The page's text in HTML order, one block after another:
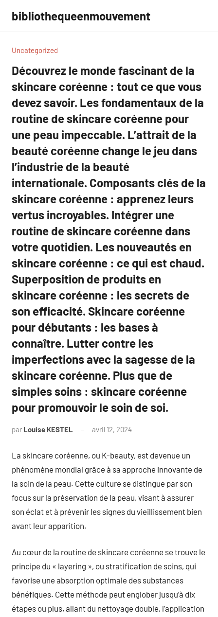
contenu
bibliothequeenmouvement
Uncategorized
Découvrez le monde fascinant de la
skincare coréenne : tout ce que vous
devez savoir. Les fondamentaux de la
routine de skincare coréenne pour
une peau impeccable. L’attrait de la
beauté coréenne change le jeu dans
l’industrie de la beauté
internationale. Composants clés de la
skincare coréenne : apprenez leurs
vertus incroyables. Intégrer une
routine de skincare coréenne dans
votre quotidien. Les nouveautés en
skincare coréenne : ce qui est chaud.
Superposition de produits en
skincare coréenne : les secrets de
son efficacité. Skincare coréenne
pour débutants : les bases à
connaître. Lutter contre les
imperfections avec la sagesse de la
skincare coréenne. Plus que de
simples soins : skincare coréenne
pour promouvoir le soin de soi.
par Louise KESTEL avril 12, 2024
La skincare coréenne, ou K-beauty, est devenue un
phénomène mondial grâce à sa approche innovante de
la soin de la peau. Cette culture se distingue par son
focus sur la préservation de la peau, visant à assurer
son éclat et à prévenir les signes du vieillissement bien
avant leur apparition.
Au cœur de la routine de skincare coréenne se trouve le
principe du « layering », ou stratification de soins, qui
favorise une absorption optimale des substances
bénéfiques. Cette méthode peut englober jusqu’à dix
étapes ou plus, allant du nettoyage double, l’application